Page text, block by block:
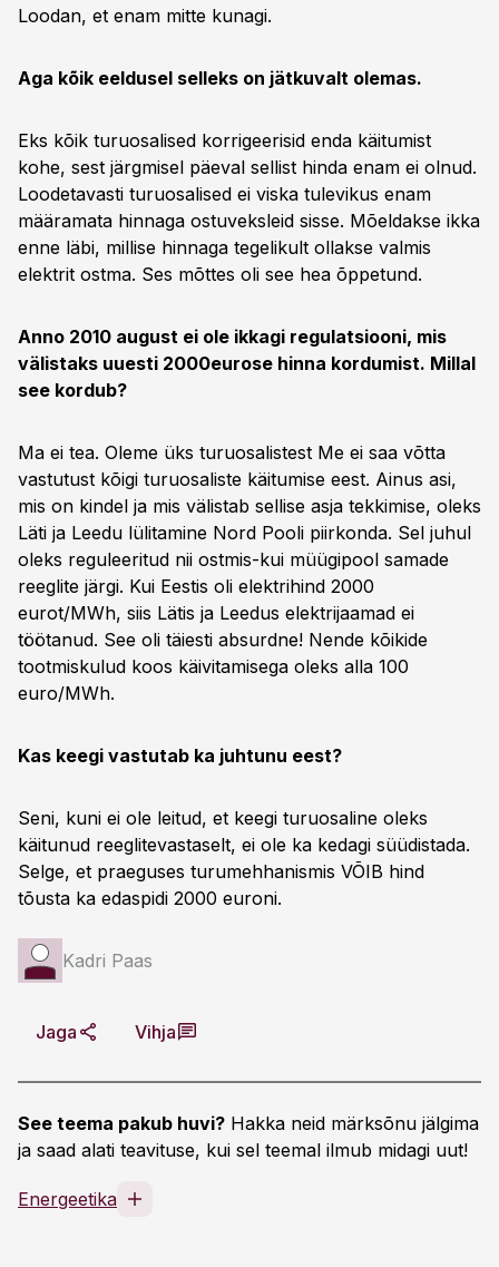
Loodan, et enam mitte kunagi.
Aga kõik eeldusel selleks on jätkuvalt olemas.
Eks kõik turuosalised korrigeerisid enda käitumist
kohe, sest järgmisel päeval sellist hinda enam ei olnud.
Loodetavasti turuosalised ei viska tulevikus enam
määramata hinnaga ostuveksleid sisse. Mõeldakse ikka
enne läbi, millise hinnaga tegelikult ollakse valmis
elektrit ostma. Ses mõttes oli see hea õppetund.
Anno 2010 august ei ole ikkagi regulatsiooni, mis
välistaks uuesti 2000eurose hinna kordumist. Millal
see kordub?
Ma ei tea. Oleme üks turuosalistest Me ei saa võtta
vastutust kõigi turuosaliste käitumise eest. Ainus asi,
mis on kindel ja mis välistab sellise asja tekkimise, oleks
Läti ja Leedu lülitamine Nord Pooli piirkonda. Sel juhul
oleks reguleeritud nii ostmis-kui müügipool samade
reeglite järgi. Kui Eestis oli elektrihind 2000
eurot/MWh, siis Lätis ja Leedus elektrijaamad ei
töötanud. See oli täiesti absurdne! Nende kõikide
tootmiskulud koos käivitamisega oleks alla 100
euro/MWh.
Kas keegi vastutab ka juhtunu eest?
Seni, kuni ei ole leitud, et keegi turuosaline oleks
käitunud reeglitevastaselt, ei ole ka kedagi süüdistada.
Selge, et praeguses turumehhanismis VÕIB hind
tõusta ka edaspidi 2000 euroni.
Kadri Paas
Jaga Vihja
See teema pakub huvi? Hakka neid märksõnu jälgima
ja saad alati teavituse, kui sel teemal ilmub midagi uut!
Energeetika